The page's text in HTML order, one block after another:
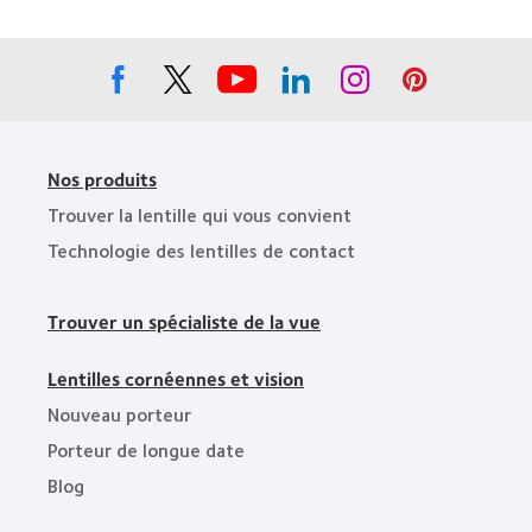
2010
Nos produits
Trouver la lentille qui vous convient
Technologie des lentilles de contact
Trouver un spécialiste de la vue
Lentilles cornéennes et vision
Nouveau porteur
Porteur de longue date
Blog